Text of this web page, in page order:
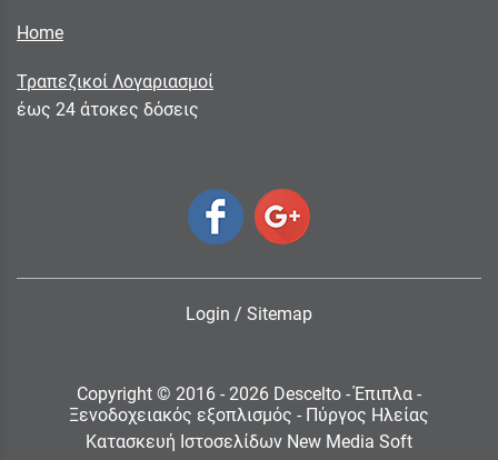
Home
Τραπεζικοί Λογαριασμοί
έως 24 άτοκες δόσεις
Login / Sitemap
Copyright © 2016 - 2026 Descelto - Έπιπλα -
Ξενοδοχειακός εξοπλισμός - Πύργος Ηλείας
Κατασκευή Ιστοσελίδων New Media Soft